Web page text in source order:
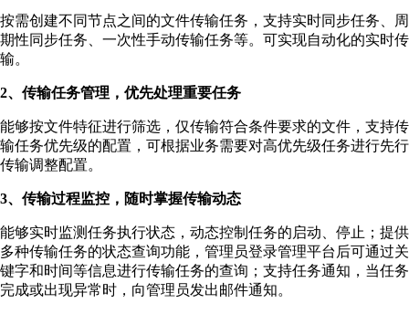
按需创建不同节点之间的文件传输任务，支持实时同步任务、周
期性同步任务、一次性手动传输任务等。可实现自动化的实时传
输。
2、传输任务管理，优先处理重要任务
能够按文件特征进行筛选，仅传输符合条件要求的文件，支持传
输任务优先级的配置，可根据业务需要对高优先级任务进行先行
传输调整配置。
3、传输过程监控，随时掌握传输动态
能够实时监测任务执行状态，动态控制任务的启动、停止；提供
多种传输任务的状态查询功能，管理员登录管理平台后可通过关
键字和时间等信息进行传输任务的查询；支持任务通知，当任务
完成或出现异常时，向管理员发出邮件通知。